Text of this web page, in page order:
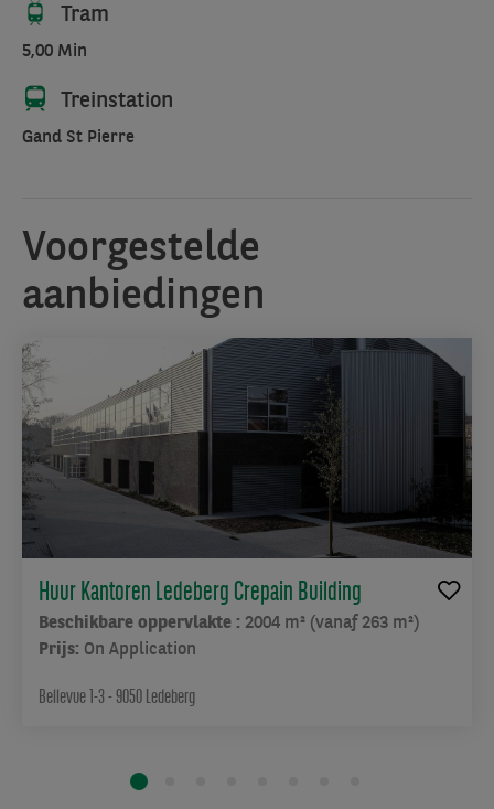
Tram
5,00 Min
Treinstation
Gand St Pierre
Voorgestelde
aanbiedingen
Huur Kantoren Ledeberg Crepain Building
Beschikbare oppervlakte : 2004 m² (vanaf 263 m²)
Prijs: On Application
Bellevue 1-3 - 9050 Ledeberg